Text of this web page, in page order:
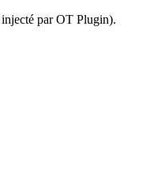
par OT Plugin).